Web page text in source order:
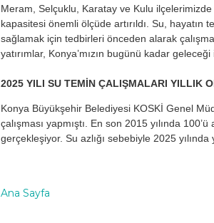
Meram, Selçuklu, Karatay ve Kulu
kapasitesi önemli ölçüde artırıldı. Su, hayatın
sağlamak için tedbirleri önceden alarak
yatırımlar, Konya’mızın bugünü kadar
2025 YILI SU TEMİN ÇALIŞMALARI YILLIK
Konya Büyükşehir Belediyesi KOSKİ Genel
çalışması yapmıştı. En son 2015 yılında
gerçekleşiyor. Su azlığı sebebiyle 2025
Ana Sayfa